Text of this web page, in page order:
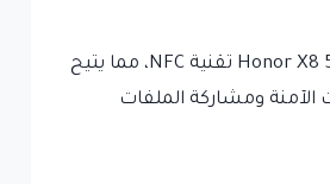
نعم، يدعم هاتف Honor X8 5G تقنية NFC، مما يتيح
الآمنة ومشاركة الملفات